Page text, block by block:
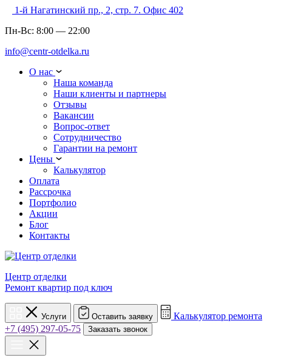
1-й Нагатинский пр., 2, стр. 7. Офис 402
Пн-Вс: 8:00 — 22:00
info@centr-otdelka.ru
О нас
Наша команда
Наши клиенты и партнеры
Отзывы
Вакансии
Вопрос-ответ
Сотрудничество
Гарантии на ремонт
Цены
Калькулятор
Оплата
Рассрочка
Портфолио
Акции
Блог
Контакты
Центр отделки
Ремонт квартир под ключ
Услуги Оставить заявку
Калькулятор ремонта
+7 (495) 297-05-75
Заказать звонок